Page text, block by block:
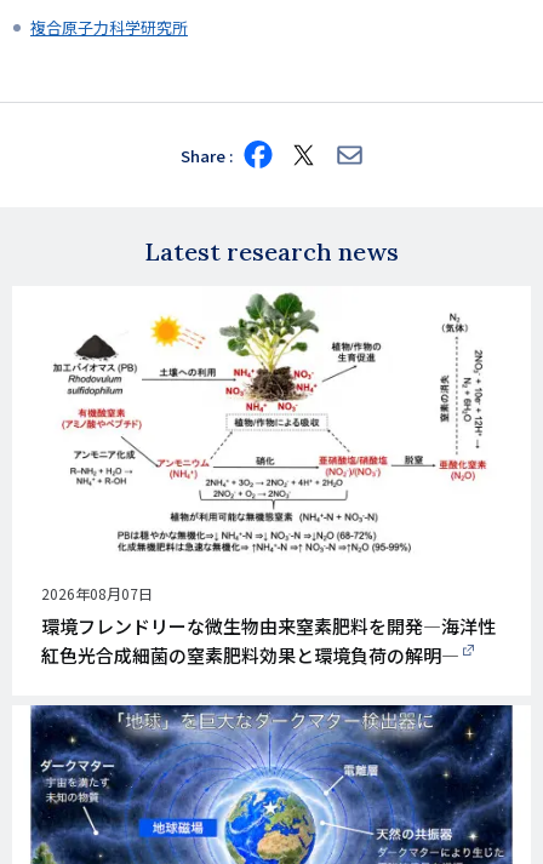
複合原子力科学研究所
Share Share
on
Share
on
Share
via
Latest research news
公
開
日
2026年08月07日
環境フレンドリーな微生物由来窒素肥料を開発―海洋性
紅色光合成細菌の窒素肥料効果と環境負荷の解明―